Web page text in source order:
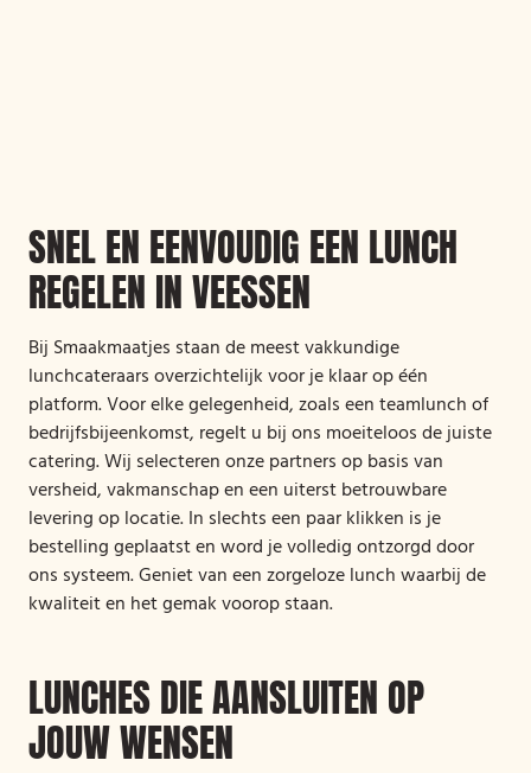
SNEL EN EENVOUDIG EEN LUNCH
REGELEN IN VEESSEN
Bij Smaakmaatjes staan de meest vakkundige
lunchcateraars overzichtelijk voor je klaar op één
platform. Voor elke gelegenheid, zoals een teamlunch of
bedrijfsbijeenkomst, regelt u bij ons moeiteloos de juiste
catering. Wij selecteren onze partners op basis van
versheid, vakmanschap en een uiterst betrouwbare
levering op locatie. In slechts een paar klikken is je
bestelling geplaatst en word je volledig ontzorgd door
ons systeem. Geniet van een zorgeloze lunch waarbij de
kwaliteit en het gemak voorop staan.
LUNCHES DIE AANSLUITEN OP
JOUW WENSEN